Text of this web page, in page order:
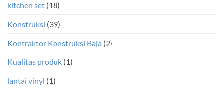
kitchen set (18)
Konstruksi (39)
Kontraktor Konstruksi Baja (2)
Kualitas produk (1)
lantai vinyl (1)